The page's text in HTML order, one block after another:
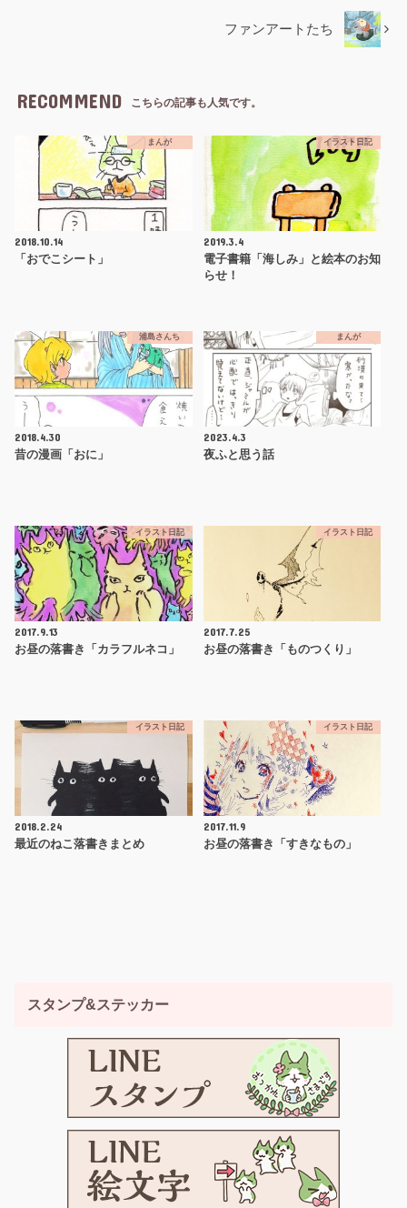
ファンアートたち
RECOMMEND こちらの記事も人気です。
まんが
2018.10.14
「おでこシート」
イラスト日記
2019.3.4
電子書籍「海しみ」と絵本のお知
らせ！
浦島さんち
2018.4.30
昔の漫画「おに」
まんが
2023.4.3
夜ふと思う話
イラスト日記
2017.9.13
お昼の落書き「カラフルネコ」
イラスト日記
2017.7.25
お昼の落書き「ものつくり」
イラスト日記
2018.2.24
最近のねこ落書きまとめ
イラスト日記
2017.11.9
お昼の落書き「すきなもの」
スタンプ&ステッカー